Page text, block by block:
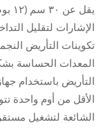
الإشارات لتقليل
تكوينات التأريض
المعدات الحساسة
التأريض باستخدام
الأقل من أوم واحدة
الشائعة لتشغيل